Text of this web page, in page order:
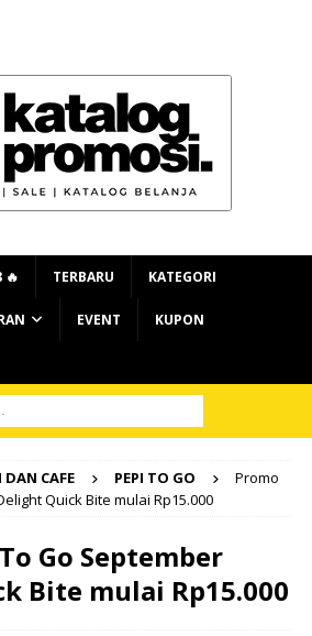
🔥 TERBARU KATEGORI
EVENT KUPON
DAN CAFE PEPI TO GO
Promo
Quick Bite mulai Rp15.000
Go September
Bite mulai Rp15.000